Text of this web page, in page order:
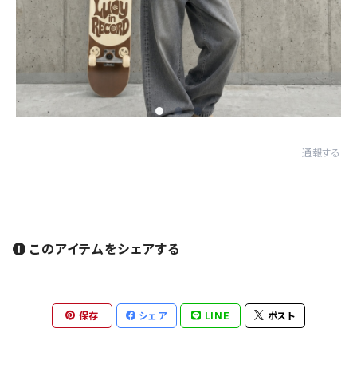
通報する
このアイテムをシェアする
保存 シェア LINE ポスト